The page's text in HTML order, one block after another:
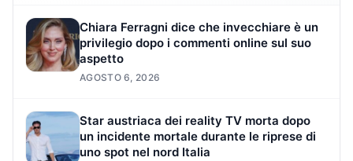
Chiara Ferragni dice che invecchiare è un
privilegio dopo i commenti online sul suo
aspetto
AGOSTO 6, 2026
Star austriaca dei reality TV morta dopo
un incidente mortale durante le riprese di
uno spot nel nord Italia